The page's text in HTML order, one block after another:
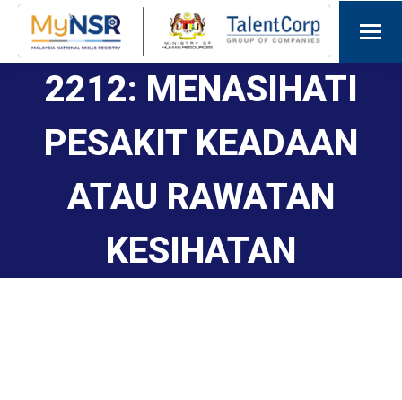
2212: MENASIHATI
PESAKIT KEADAAN
ATAU RAWATAN
KESIHATAN